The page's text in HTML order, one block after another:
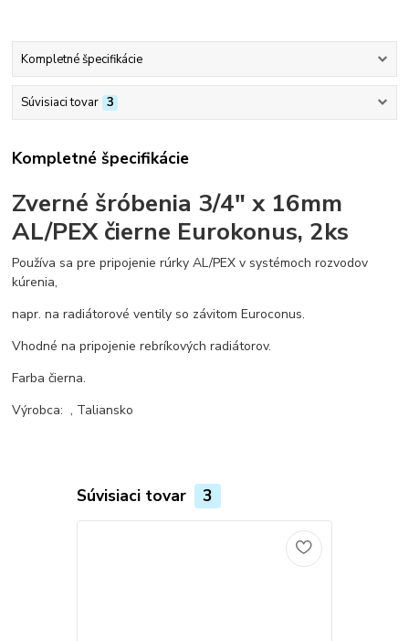
Kompletné špecifikácie
Súvisiaci tovar 3
Kompletné špecifikácie
Zverné šróbenia 3/4" x 16mm
AL/PEX čierne Eurokonus, 2ks
Používa sa pre pripojenie rúrky AL/PEX v systémoch rozvodov
kúrenia,
napr. na radiátorové ventily so závitom Euroconus.
Vhodné na pripojenie rebríkových radiátorov.
Farba čierna.
Výrobca:, Taliansko
Súvisiaci tovar 3